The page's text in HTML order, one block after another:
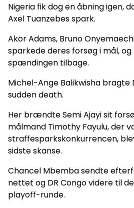
Nigeria fik dog en åbning igen,
Axel Tuanzebes spark.
Akor Adams, Bruno
sparkede deres forsøg i mål,
spændingen tilbage.
Michel-Ange Balikwisha bragte
sudden death.
Her brændte Semi Ajayi sit
målmand Timothy Fayulu, der
straffesparkskonkurrencen,
sidste skanse.
Chancel Mbemba sendte
nettet og DR Congo videre til
playoff-runde.